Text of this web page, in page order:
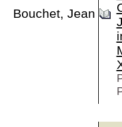
Bouchet, Jean